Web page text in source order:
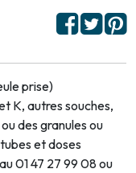
prise)
K, autres souches,
des granules ou
et doses
01 47 27 99 08 ou